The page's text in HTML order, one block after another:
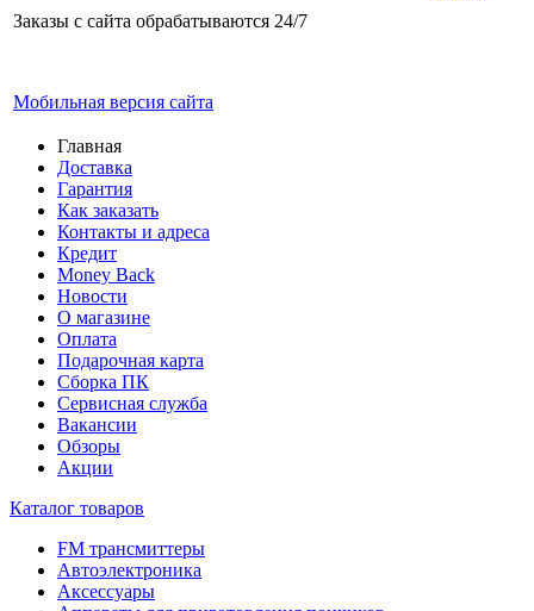
Заказы с сайта обрабатываются 24/7
Мобильная версия сайта
Главная
Доставка
Гарантия
Как заказать
Контакты и адреса
Кредит
Money Back
Новости
О магазине
Оплата
Подарочная карта
Сборка ПК
Сервисная служба
Вакансии
Обзоры
Акции
Каталог товаров
FM трансмиттеры
Автоэлектроника
Аксессуары